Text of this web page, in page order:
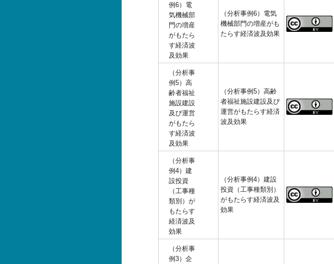
例6）電
気機械部
門の増産
がもたら
す経済波
及効果
（分析事例6）電気
機械部門の増産がも
たらす経済波及効果
（分析事
例5）高
齢者福祉
施設建設
及び運営
がもたら
す経済波
及効果
（分析事例5）高齢
者福祉施設建設及び
運営がもたらす経済
波及効果
（分析事
例4）建
設投資
（工事種
類別）が
もたらす
経済波及
効果
（分析事例4）建設
投資（工事種類別）
がもたらす経済波及
効果
（分析事
例3）企